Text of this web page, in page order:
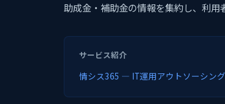
助成金・補助金の情報を集約し、利用
サービス紹介
情シス365 — IT運用アウトソーシン